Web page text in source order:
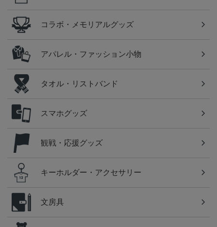
コラボ・メモリアルグッズ
アパレル・ファッション小物
タオル・リストバンド
スマホグッズ
観戦・応援グッズ
キーホルダー・アクセサリー
文房具